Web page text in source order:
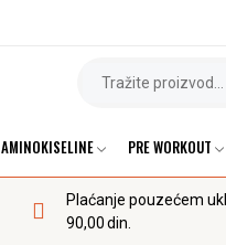
AMINOKISELINE PRE WORKOUT
Plaćanje pouzećem
90,00 din.